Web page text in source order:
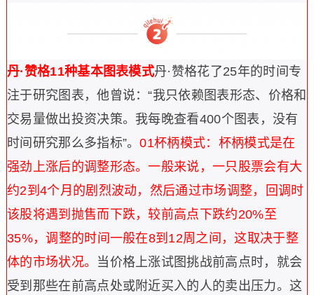
丹·赞格11种基本图表模式丹·赞格花了25年的时间专
注于研究图表，他曾说：“我只依赖图表形态、价格和
交易量做出投资决策。我每晚查看400个图表，没有
时间研究那么多指标”。01杯柄模式： 杯柄模式是在
强劲上涨后的调整形态。一般来说，一只股票会有大
约2到4个月的剧烈波动，然后通过市场调整，回调时
该股将遇到抛售而下跌，较前高点下跌约20%至
35%，调整的时间一般在8到12周之间，这取决于整
体的市场状况。 当价格上涨试图挑战前高点时，就会
受到那些在前高点处或附近买入的人的卖出压力。这